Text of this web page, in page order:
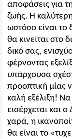
αποφάσεις για
ζωής. Η
ωστόσο είναι
θα κινείται στο
δικό σας,
φέρνοντας
υπάρχουσα
προοπτική μίας
καλή εξέλιξη!
εισέρχεται και
χαρά, η
θα είναι το